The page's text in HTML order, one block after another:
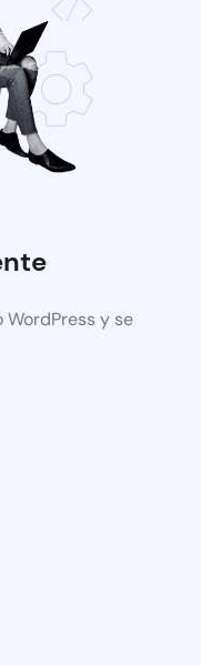
y se